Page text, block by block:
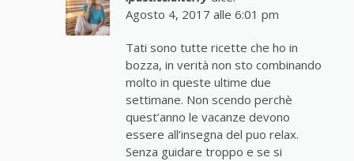
Agosto 4, 2017 alle 6:01 pm
Tati sono tutte ricette che ho in
bozza, in verità non sto combinando
molto in queste ultime due
settimane. Non scendo perchè
quest’anno le vacanze devono
essere all’insegna del puo relax.
Senza guidare troppo e se si